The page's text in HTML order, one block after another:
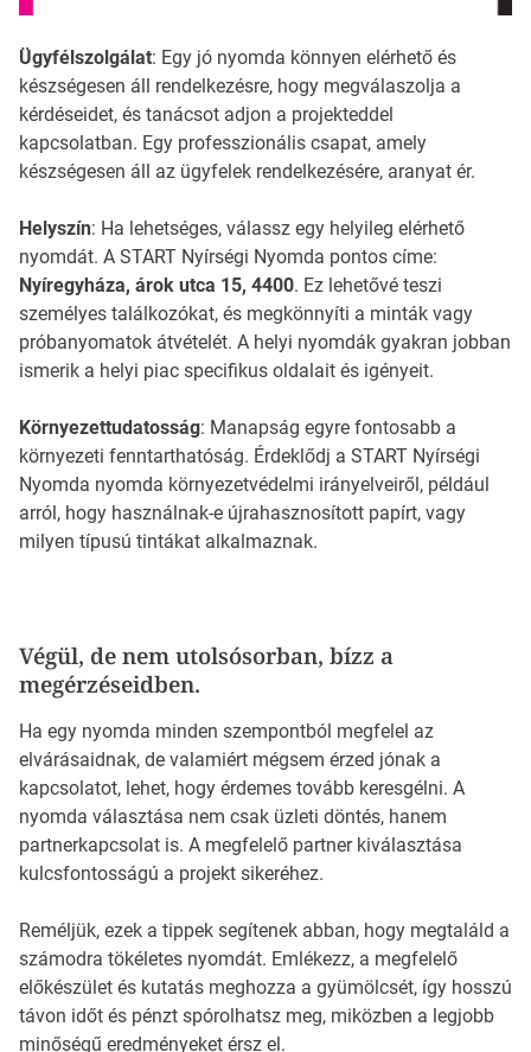
Ügyfélszolgálat: Egy jó nyomda könnyen elérhető és
készségesen áll rendelkezésre, hogy megválaszolja a
kérdéseidet, és tanácsot adjon a projekteddel
kapcsolatban. Egy professzionális csapat, amely
készségesen áll az ügyfelek rendelkezésére, aranyat ér.
Helyszín: Ha lehetséges, válassz egy helyileg elérhető
nyomdát. A START Nyírségi Nyomda pontos címe:
Nyíregyháza, árok utca 15, 4400. Ez lehetővé teszi
személyes találkozókat, és megkönnyíti a minták vagy
próbanyomatok átvételét. A helyi nyomdák gyakran jobban
ismerik a helyi piac specifikus oldalait és igényeit.
Környezettudatosság: Manapság egyre fontosabb a
környezeti fenntarthatóság. Érdeklődj a START Nyírségi
Nyomda nyomda környezetvédelmi irányelveiről, például
arról, hogy használnak-e újrahasznosított papírt, vagy
milyen típusú tintákat alkalmaznak.
Végül, de nem utolsósorban, bízz a
megérzéseidben.
Ha egy nyomda minden szempontból megfelel az
elvárásaidnak, de valamiért mégsem érzed jónak a
kapcsolatot, lehet, hogy érdemes tovább keresgélni. A
nyomda választása nem csak üzleti döntés, hanem
partnerkapcsolat is. A megfelelő partner kiválasztása
kulcsfontosságú a projekt sikeréhez.
Reméljük, ezek a tippek segítenek abban, hogy megtaláld a
számodra tökéletes nyomdát. Emlékezz, a megfelelő
előkészület és kutatás meghozza a gyümölcsét, így hosszú
távon időt és pénzt spórolhatsz meg, miközben a legjobb
minőségű eredményeket érsz el.